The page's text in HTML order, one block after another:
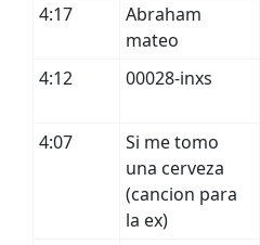
4:17
Abraham
mateo
4:12
00028-inxs
4:07
Si me tomo
una cerveza
(cancion para
la ex)